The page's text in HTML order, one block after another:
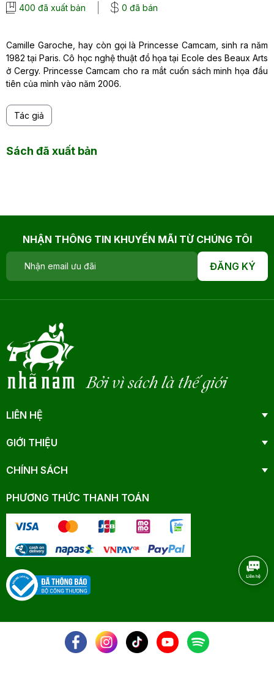
400 đã xuất bản 0 đã bán
Camille Garoche, hay còn gọi là Princesse Camcam, sinh ra năm
1982 tại Paris. Cô học nghệ thuật đồ họa tại Ecole des Beaux Arts
ở Cergy. Princesse Camcam cho ra mắt cuốn sách minh họa đầu
tiên của mình vào năm 2006.
Tác giả
Sách đã xuất bản
NHẬN THÔNG TIN KHUYẾN MÃI TỪ CHÚNG TÔI
ĐĂNG KÝ
Bởi vì sách là thế giới
LIÊN HỆ
GIỚI THIỆU
CHÍNH SÁCH
PHƯƠNG THỨC THANH TOÁN